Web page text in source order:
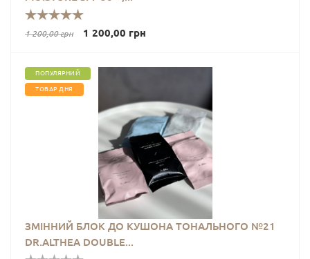
1 200,00 грн 1 200,00 грн
ПОПУЛЯРНИЙ
ТОВАР ДНЯ
ЗМІННИЙ БЛОК ДО КУШОНА ТОНАЛЬНОГО №21
DR.ALTHEA DOUBLE...